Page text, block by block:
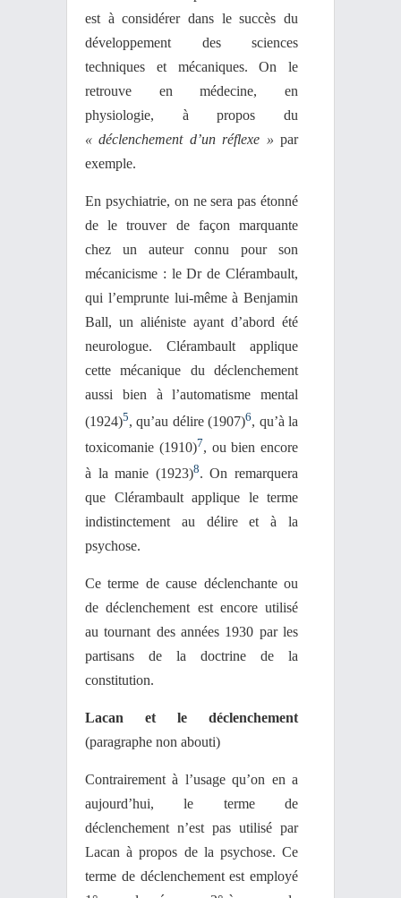
est à considérer dans le succès du
développement des sciences
techniques et mécaniques. On le
retrouve en médecine, en
physiologie, à propos du
« déclenchement d’un réflexe » par
exemple.
En psychiatrie, on ne sera pas étonné
de le trouver de façon marquante
chez un auteur connu pour son
mécanicisme : le Dr de Clérambault,
qui l’emprunte lui-même à Benjamin
Ball, un aliéniste ayant d’abord été
neurologue. Clérambault applique
cette mécanique du déclenchement
aussi bien à l’automatisme mental
(1924)5, qu’au délire (1907)6, qu’à la
toxicomanie (1910)7, ou bien encore
à la manie (1923)8. On remarquera
que Clérambault applique le terme
indistinctement au délire et à la
psychose.
Ce terme de cause déclenchante ou
de déclenchement est encore utilisé
au tournant des années 1930 par les
partisans de la doctrine de la
constitution.
Lacan et le déclenchement
(paragraphe non abouti)
Contrairement à l’usage qu’on en a
aujourd’hui, le terme de
déclenchement n’est pas utilisé par
Lacan à propos de la psychose. Ce
terme de déclenchement est employé